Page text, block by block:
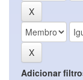
Adicionar